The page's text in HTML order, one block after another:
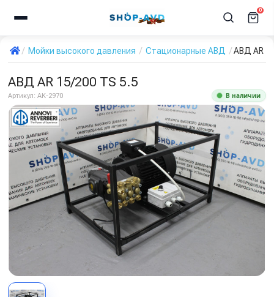
0
Мойки высокого давления Стационарные АВД АВД AR
АВД AR 15/200 TS 5.5
Артикул: AK-2970 В наличии